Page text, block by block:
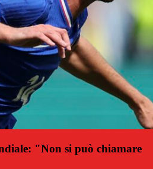
"Non si può chiamare